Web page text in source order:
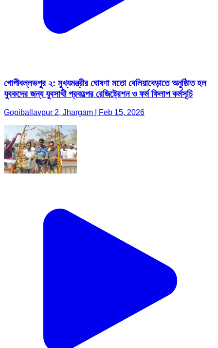
গোপীবল্লভপুর ২: মুখ্যমন্ত্রীর ঘোষণা মতো বেলিয়াবেড়াতে অনুষ্ঠািত হল
যুবকদের জন্য যু্বসাথী প্রকল্পের রেজিষ্ট্রেশন ও ফর্ম ফিলাপ কর্মসূচি
Gopiballavpur 2, Jhargam | Feb 15, 2026